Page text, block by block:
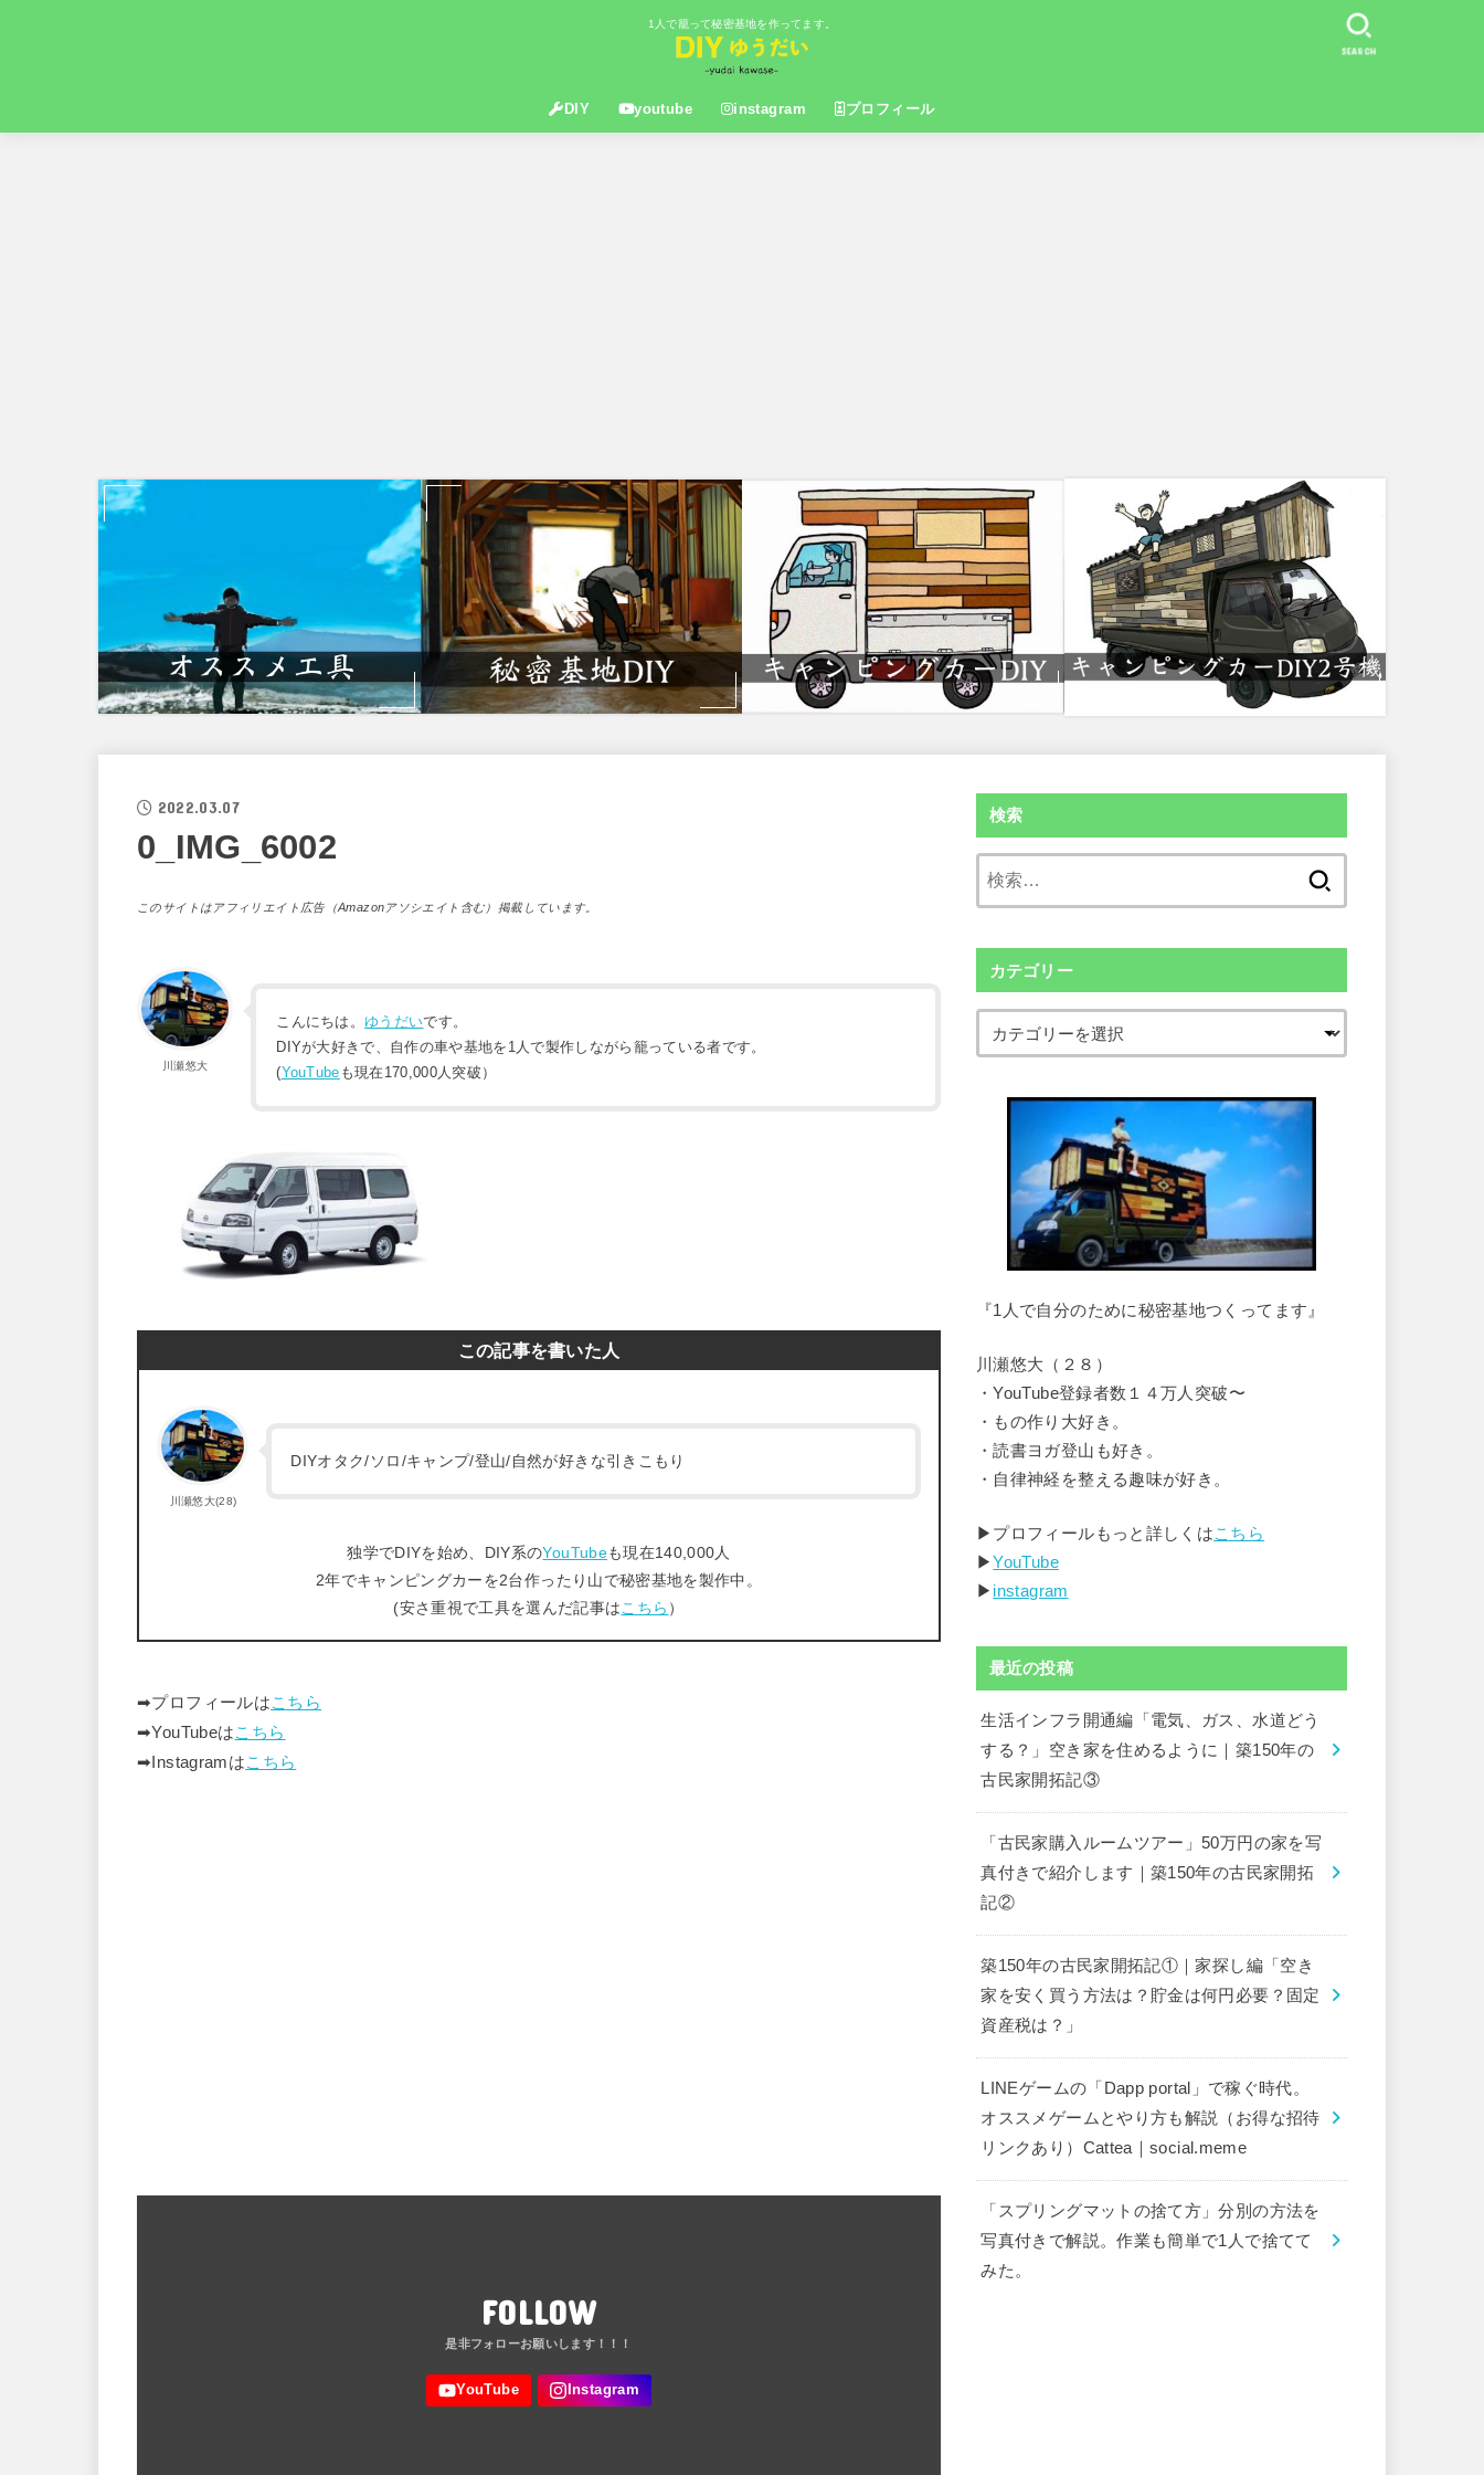
1人で籠って秘密基地を作ってます。
DIY youtube instagram プロフィール
SEARCH
2022.03.07
0_IMG_6002
このサイトはアフィリエイト広告（Amazonアソシエイト含む）掲載しています。
川瀬悠大
こんにちは。ゆうだいです。
DIYが大好きで、自作の車や基地を1人で製作しながら籠っている者です。
(YouTube も現在170,000人突破）
この記事を書いた人
川瀬悠大(28)
DIYオタク/ソロ/キャンプ/登山/自然が好きな引きこもり
独学でDIYを始め、DIY系のYouTubeも現在140,000人
2年でキャンピングカーを2台作ったり山で秘密基地を製作中。
(安さ重視で工具を選んだ記事はこちら ）
➡︎プロフィールはこちら
➡︎YouTubeはこちら
➡︎Instagramはこちら
FOLLOW
検索
カテゴリー
『1人で自分のために秘密基地つくってます』
川瀬悠大（２８）
・YouTube登録者数１４万人突破〜
・もの作り大好き。
・読書ヨガ登山も好き。
・自律神経を整える趣味が好き。
▶︎プロフィールもっと詳しくはこちら
▶︎YouTube
▶︎ instagram
最近の投稿
生活インフラ開通編「電気、ガス、水道どう
する？」空き家を住めるように｜築150年の
古民家開拓記③
「古民家購入ルームツアー」50万円の家を写
真付きで紹介します｜築150年の古民家開拓
記②
築150年の古民家開拓記①｜家探し編「空き
家を安く買う方法は？貯金は何円必要？固定
資産税は？」
LINEゲームの「Dapp portal」で稼ぐ時代。
オススメゲームとやり方も解説（お得な招待
リンクあり）Cattea｜social.meme
「スプリングマットの捨て方」分別の方法を
写真付きで解説。作業も簡単で1人で捨てて
みた。